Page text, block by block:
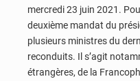
mercredi 23 juin 2021.
deuxième mandat du
plusieurs ministres du
reconduits. Il s’agit
étrangères, de la